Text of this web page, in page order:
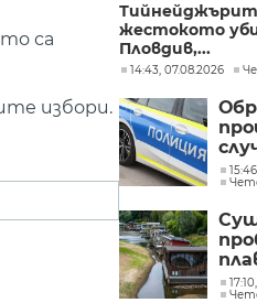
са
избори.
жестокото
Пловдив,...
14:43, 07.08.2026